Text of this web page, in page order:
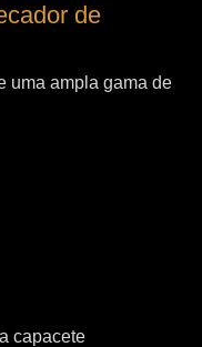
de
uma ampla gama de
capacete